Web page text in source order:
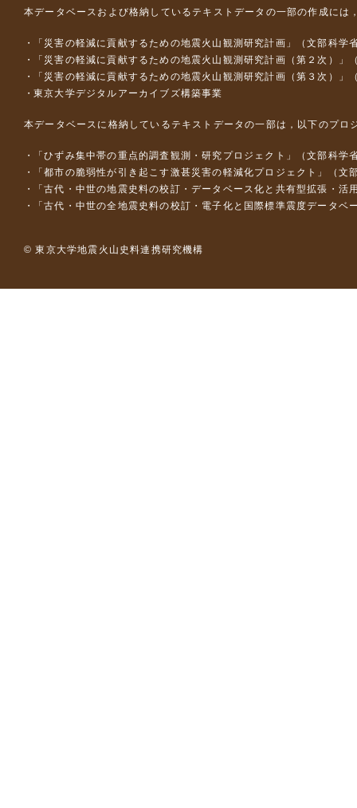
本データベースおよび格納しているテキストデータの一部の作成には
「災害の軽減に貢献するための地震火山観測研究計画」（文部科学
「災害の軽減に貢献するための地震火山観測研究計画（第２次）」
「災害の軽減に貢献するための地震火山観測研究計画（第３次）」
東京大学デジタルアーカイブズ構築事業
本データベースに格納しているテキストデータの一部は，以下のプロ
「ひずみ集中帯の重点的調査観測・研究プロジェクト」（文部科
「都市の脆弱性が引き起こす激甚災害の軽減化プロジェクト」（
「古代・中世の地震史料の校訂・データベース化と共有型拡張・
「古代・中世の全地震史料の校訂・電子化と国際標準震度データ
© 東京大学地震火山史料連携研究機構